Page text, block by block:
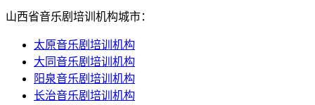
山西省音乐剧培训机构城市：
太原音乐剧培训机构
大同音乐剧培训机构
阳泉音乐剧培训机构
长治音乐剧培训机构